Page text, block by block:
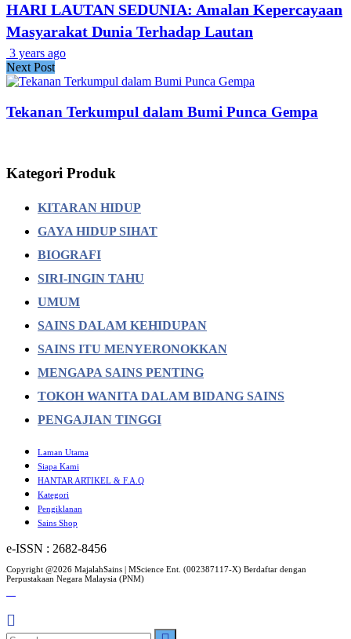
HARI LAUTAN SEDUNIA: Amalan Kepercayaan
Masyarakat Dunia Terhadap Lautan
3 years ago
Next Post
Tekanan Terkumpul dalam Bumi Punca Gempa
Kategori Produk
KITARAN HIDUP
GAYA HIDUP SIHAT
BIOGRAFI
SIRI-INGIN TAHU
UMUM
SAINS DALAM KEHIDUPAN
SAINS ITU MENYERONOKKAN
MENGAPA SAINS PENTING
TOKOH WANITA DALAM BIDANG SAINS
PENGAJIAN TINGGI
Laman Utama
Siapa Kami
HANTAR ARTIKEL & F.A.Q
Kategori
Pengiklanan
Sains Shop
e-ISSN : 2682-8456
Copyright @2026 MajalahSains | MScience Ent. (002387117-X) Berdaftar dengan
Perpustakaan Negara Malaysia (PNM)